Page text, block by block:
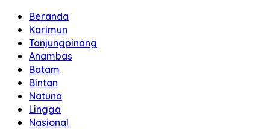
Beranda
Karimun
Tanjungpinang
Anambas
Batam
Bintan
Natuna
Lingga
Nasional